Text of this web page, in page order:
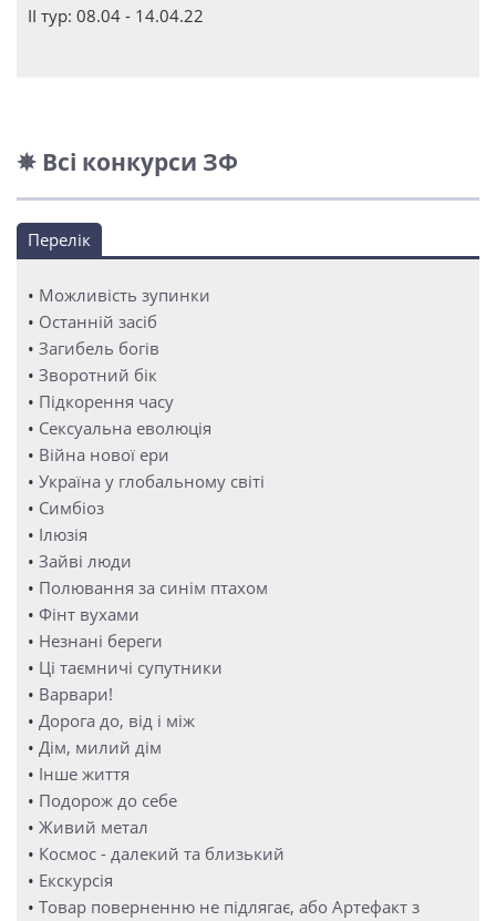
ІІ тур: 08.04 - 14.04.22
✵ Всі конкурси ЗФ
Перелік
• Можливість зупинки
• Останній засіб
• Загибель богів
• Зворотний бік
• Підкорення часу
• Сексуальна еволюція
• Війна нової ери
• Україна у глобальному світі
• Симбіоз
• Ілюзія
• Зайві люди
• Полювання за синім птахом
• Фінт вухами
• Незнані береги
• Ці таємничі супутники
• Варвари!
• Дорога до, від і між
• Дім, милий дім
• Інше життя
• Подорож до себе
• Живий метал
• Космос - далекий та близький
• Екскурсія
• Товар поверненню не підлягає, або Артефакт з